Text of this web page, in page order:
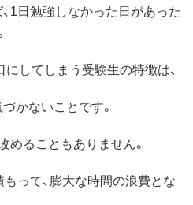
1日勉強しなかった日があった
にしてしまう受験生の特徴は、
かないことです。
めることもありません。
もって、膨大な時間の浪費とな